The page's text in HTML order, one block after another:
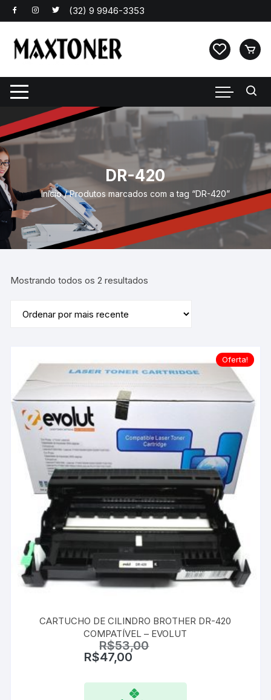
Pular
para
conteúdo
DR-420
Início/ Produtos marcados com a tag “DR-420”
Mostrando todos os 2 resultados
Oferta!
CARTUCHO DE CILINDRO BROTHER DR-420
COMPATÍVEL – EVOLUT
R$53,00
R$47,00